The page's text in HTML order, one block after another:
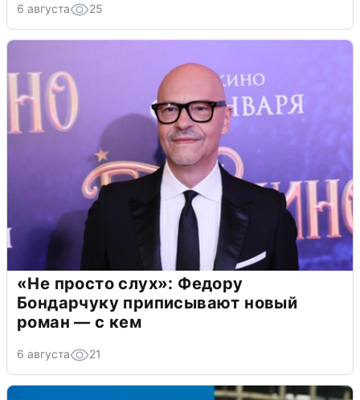
6 августа 25
«Не просто слух»: Федору
Бондарчуку приписывают новый
роман — с кем
6 августа 21